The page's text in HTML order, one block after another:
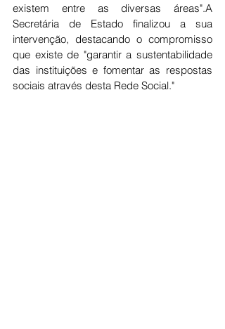
existem entre as diversas áreas".A
Secretária de Estado finalizou a sua
intervenção, destacando o compromisso
que existe de "garantir a sustentabilidade
das instituições e fomentar as respostas
sociais através desta Rede Social."